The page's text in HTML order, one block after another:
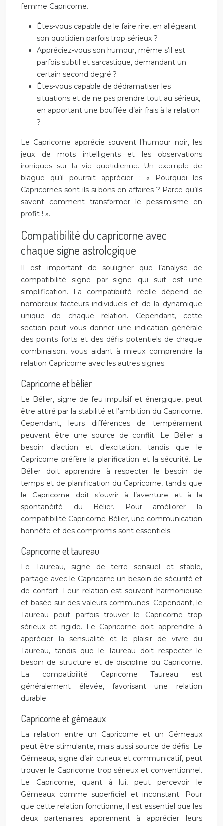
femme Capricorne.
Êtes-vous capable de le faire rire, en allégeant
son quotidien parfois trop sérieux ?
Appréciez-vous son humour, même s’il est
parfois subtil et sarcastique, demandant un
certain second degré ?
Êtes-vous capable de dédramatiser les
situations et de ne pas prendre tout au sérieux,
en apportant une bouffée d’air frais à la relation
?
Le Capricorne apprécie souvent l’humour noir, les
jeux de mots intelligents et les observations
ironiques sur la vie quotidienne. Un exemple de
blague qu’il pourrait apprécier : « Pourquoi les
Capricornes sont-ils si bons en affaires ? Parce qu’ils
savent comment transformer le pessimisme en
profit ! ».
Compatibilité du capricorne avec
chaque signe astrologique
Il est important de souligner que l’analyse de
compatibilité signe par signe qui suit est une
simplification. La compatibilité réelle dépend de
nombreux facteurs individuels et de la dynamique
unique de chaque relation. Cependant, cette
section peut vous donner une indication générale
des points forts et des défis potentiels de chaque
combinaison, vous aidant à mieux comprendre la
relation Capricorne avec les autres signes.
Capricorne et bélier
Le Bélier, signe de feu impulsif et énergique, peut
être attiré par la stabilité et l’ambition du Capricorne.
Cependant, leurs différences de tempérament
peuvent être une source de conflit. Le Bélier a
besoin d’action et d’excitation, tandis que le
Capricorne préfère la planification et la sécurité. Le
Bélier doit apprendre à respecter le besoin de
temps et de planification du Capricorne, tandis que
le Capricorne doit s’ouvrir à l’aventure et à la
spontanéité du Bélier. Pour améliorer la
compatibilité Capricorne Bélier, une communication
honnête et des compromis sont essentiels.
Capricorne et taureau
Le Taureau, signe de terre sensuel et stable,
partage avec le Capricorne un besoin de sécurité et
de confort. Leur relation est souvent harmonieuse
et basée sur des valeurs communes. Cependant, le
Taureau peut parfois trouver le Capricorne trop
sérieux et rigide. Le Capricorne doit apprendre à
apprécier la sensualité et le plaisir de vivre du
Taureau, tandis que le Taureau doit respecter le
besoin de structure et de discipline du Capricorne.
La compatibilité Capricorne Taureau est
généralement élevée, favorisant une relation
durable.
Capricorne et gémeaux
La relation entre un Capricorne et un Gémeaux
peut être stimulante, mais aussi source de défis. Le
Gémeaux, signe d’air curieux et communicatif, peut
trouver le Capricorne trop sérieux et conventionnel.
Le Capricorne, quant à lui, peut percevoir le
Gémeaux comme superficiel et inconstant. Pour
que cette relation fonctionne, il est essentiel que les
deux partenaires apprennent à apprécier leurs